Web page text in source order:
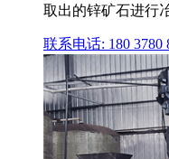
取出的锌矿石进行
联系电话: 180 3780